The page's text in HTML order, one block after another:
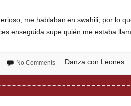
me hablaban en swahili, por lo
enseguida supe quién me estaba
No Comments Danza con Leones